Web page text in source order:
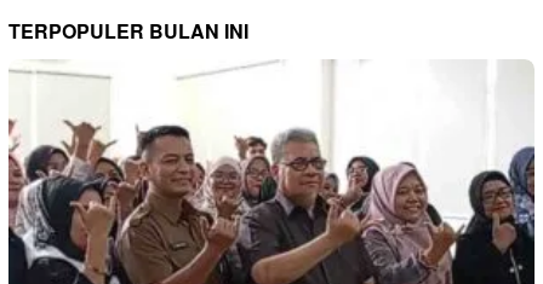
TERPOPULER BULAN INI